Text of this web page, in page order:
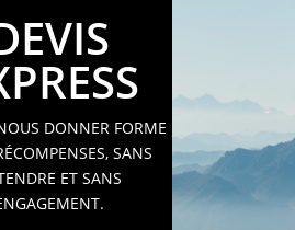
DONNER FORME
SANS
ET SANS